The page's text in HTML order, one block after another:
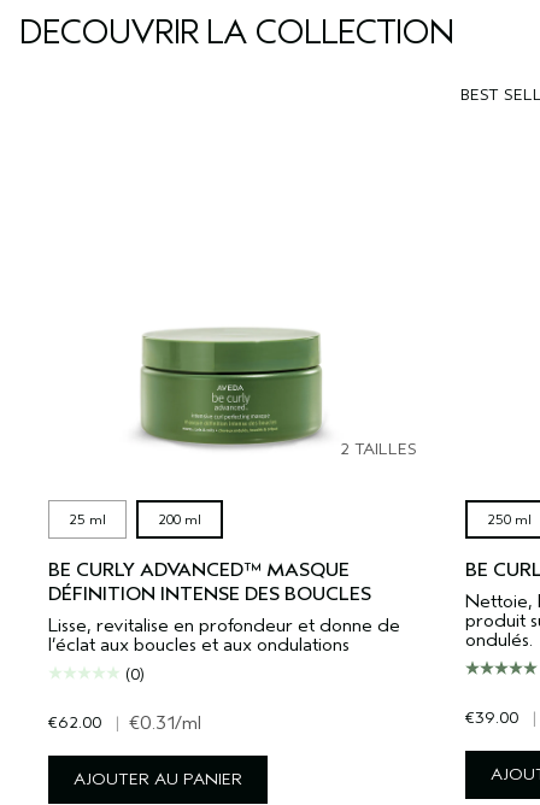
DÉCOUVRIR LA COLLECTION
2 TAILLES
25 ml 200 ml
BE CURLY ADVANCED™ MASQUE
DÉFINITION INTENSE DES BOUCLES
Lisse, revitalise en profondeur et donne de
l’éclat aux boucles et aux ondulations
(0)
€62.00 | €0.31/ml
AJOUTER AU PANIER
BEST
250 ml
BE
Nettoie,
produit
ondulés.
€39.00 |